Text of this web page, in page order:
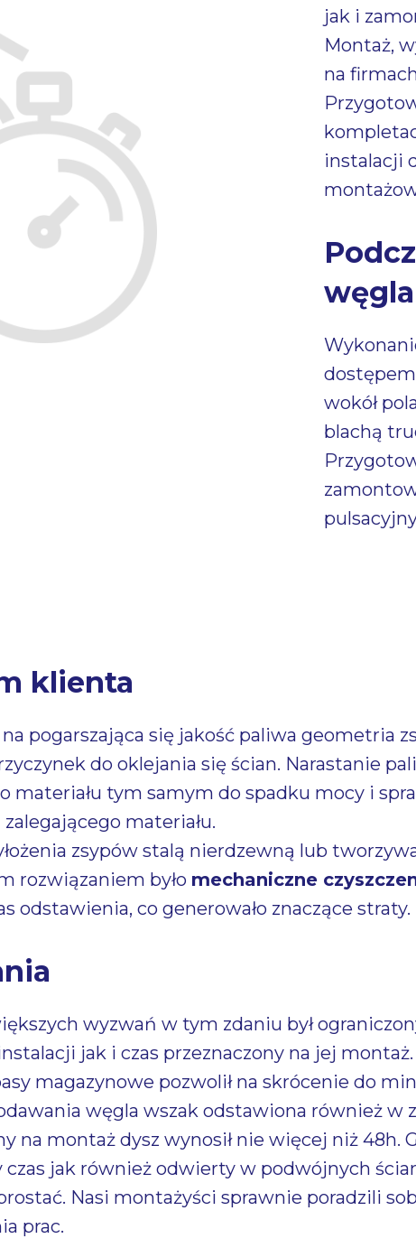
jak i
Montaż,
na
instalacji
węgla
wokół
blachą
klienta
pogarszająca się jakość paliwa geometria
do oklejania się ścian. Narastanie
materiału tym samym do spadku mocy i
materiału.
zsypów stalą nierdzewną lub
rozwiązaniem było mechaniczne
odstawienia, co generowało znaczące straty.
wyzwań w tym zdaniu był
jak i czas przeznaczony na jej
magazynowe pozwolił na skrócenie do
węgla wszak odstawiona również w
na montaż dysz wynosił nie więcej niż 48h.
czas jak również odwierty w podwójnych
Nasi montażyści sprawnie poradzili
prac.